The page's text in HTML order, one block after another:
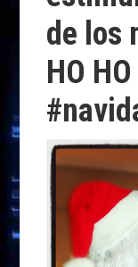
de los
HO